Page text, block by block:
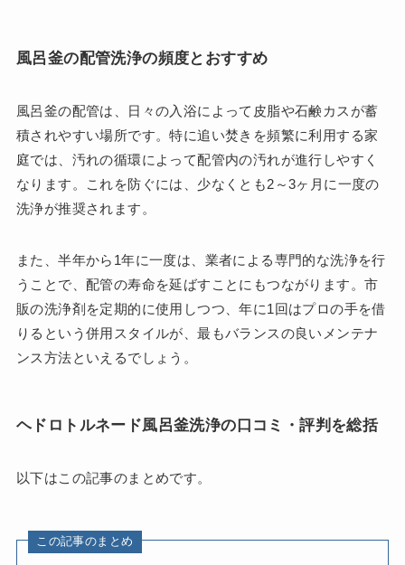
風呂釜の配管洗浄の頻度とおすすめ
風呂釜の配管は、日々の入浴によって皮脂や石鹸カスが蓄
積されやすい場所です。特に追い焚きを頻繁に利用する家
庭では、汚れの循環によって配管内の汚れが進行しやすく
なります。これを防ぐには、少なくとも2～3ヶ月に一度の
洗浄が推奨されます。
また、半年から1年に一度は、業者による専門的な洗浄を行
うことで、配管の寿命を延ばすことにもつながります。市
販の洗浄剤を定期的に使用しつつ、年に1回はプロの手を借
りるという併用スタイルが、最もバランスの良いメンテナ
ンス方法といえるでしょう。
ヘドロトルネード風呂釜洗浄の口コミ・評判を総括
以下はこの記事のまとめです。
この記事のまとめ